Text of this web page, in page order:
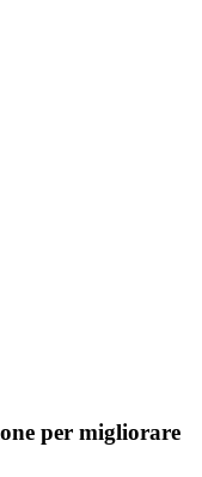
per migliorare